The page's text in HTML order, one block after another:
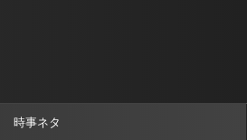
時事ネタ